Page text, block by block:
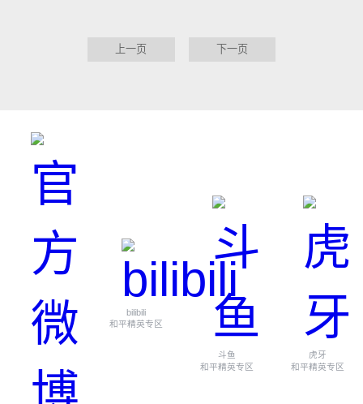
上一页 下一页
bilibili
和平精英专区
斗鱼
和平精英专区
虎牙
和平精英专区